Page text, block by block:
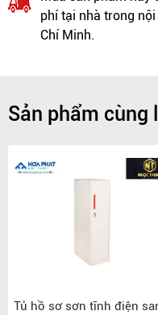
phí tại nhà trong
Chí Minh.
Sản phẩm cùng
Tủ hồ sơ sơn tĩnh điện